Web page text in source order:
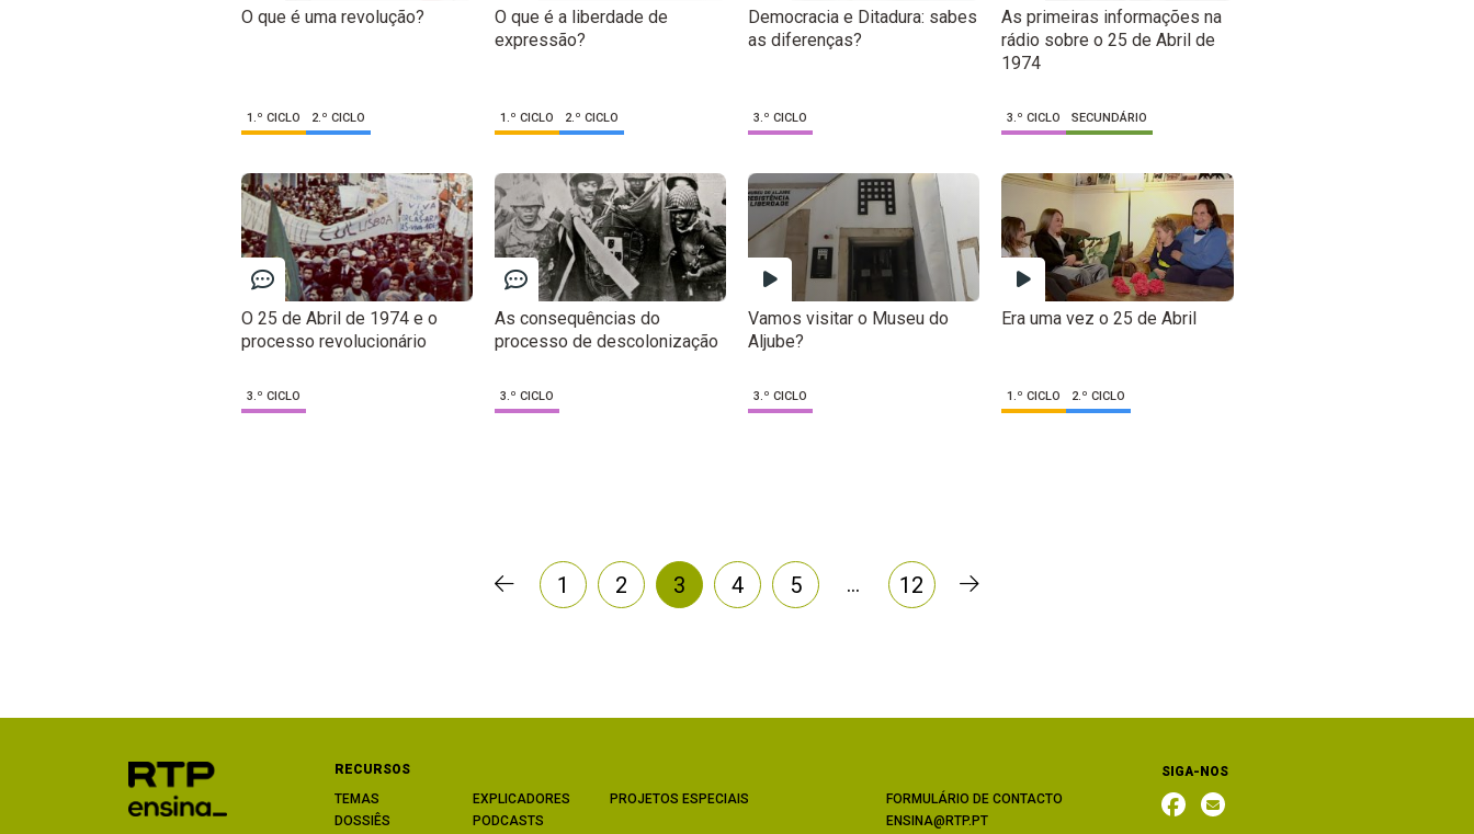
O que é uma revolução?
1.º CICLO 2.º CICLO
O que é a liberdade de
expressão?
1.º CICLO 2.º CICLO
Democracia e Ditadura: sabes
as diferenças?
3.º CICLO
As primeiras informações na
rádio sobre o 25 de Abril de
1974
3.º CICLO SECUNDÁRIO
O 25 de Abril de 1974 e o
processo revolucionário
3.º CICLO
As consequências do
processo de descolonização
3.º CICLO
Vamos visitar o Museu do
Aljube?
3.º CICLO
Era uma vez o 25 de Abril
1.º CICLO 2.º CICLO
1 2 3 4 5 … 12
RECURSOS
TEMAS
DOSSIÊS
EXPLICADORES
PODCASTS
PROJETOS ESPECIAIS
FORMULÁRIO DE CONTACTO
ENSINA@RTP.PT
SIGA-NOS